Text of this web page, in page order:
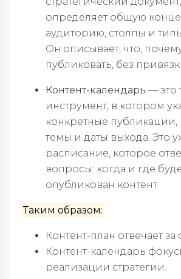
определяет общую
аудиторию, столпы и
Он описывает, что,
публиковать, без
Контент-календарь — это
инструмент, в котором
конкретные публикации,
темы и даты выхода. Это
расписание, которое
вопросы: когда и где
опубликован контент.
Таким образом:
Контент-план отвечает за
Контент-календарь
реализации стратегии.